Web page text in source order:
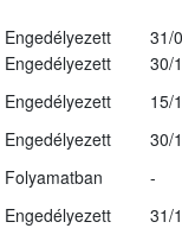
Engedélyezett
31/
Engedélyezett
30/
Engedélyezett
15/
Engedélyezett
30/
Folyamatban
-
Engedélyezett
31/